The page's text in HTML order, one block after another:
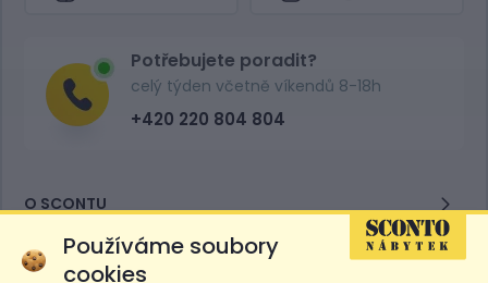
Potřebujete poradit?
celý týden včetně víkendů 8-18h
+420 220 804 804
O SCONTU
O nákupuPoužíváme soubory
cookies